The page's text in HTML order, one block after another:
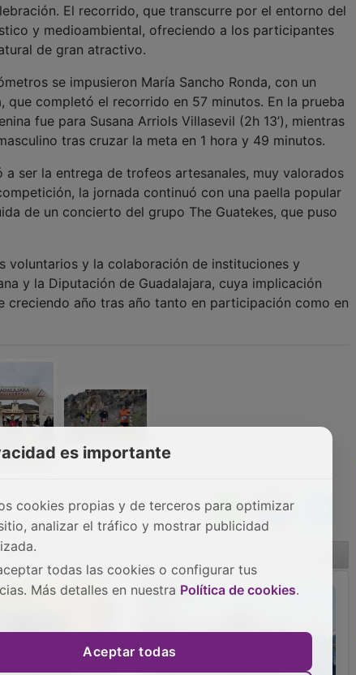
El recorrido, que transcurre por el entorno del
y medioambiental, ofreciendo a los participantes
de gran atractivo.
se impusieron María Sancho Ronda, con un
completó el recorrido en 57 minutos. En la prueba
fue para Susana Arriols Villasevil (2h 13’), mientras
tras cruzar la meta en 1 hora y 49 minutos.
ser la entrega de trofeos artesanales, muy valorados
la jornada continuó con una paella popular
de un concierto del grupo The Guatekes, que puso
voluntarios y la colaboración de instituciones y
y la Diputación de Guadalajara, cuya implicación
creciendo año tras año tanto en participación como en
es importante
cookies propias y de terceros para optimizar
analizar el tráfico y mostrar publicidad
todas las cookies o configurar tus
Más detalles en nuestra Política de cookies.
Aceptar todas